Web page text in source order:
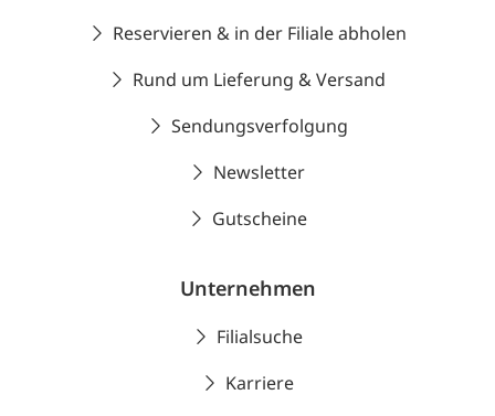
Reservieren & in der Filiale abholen
Rund um Lieferung & Versand
Sendungsverfolgung
Newsletter
Gutscheine
Unternehmen
Filialsuche
Karriere